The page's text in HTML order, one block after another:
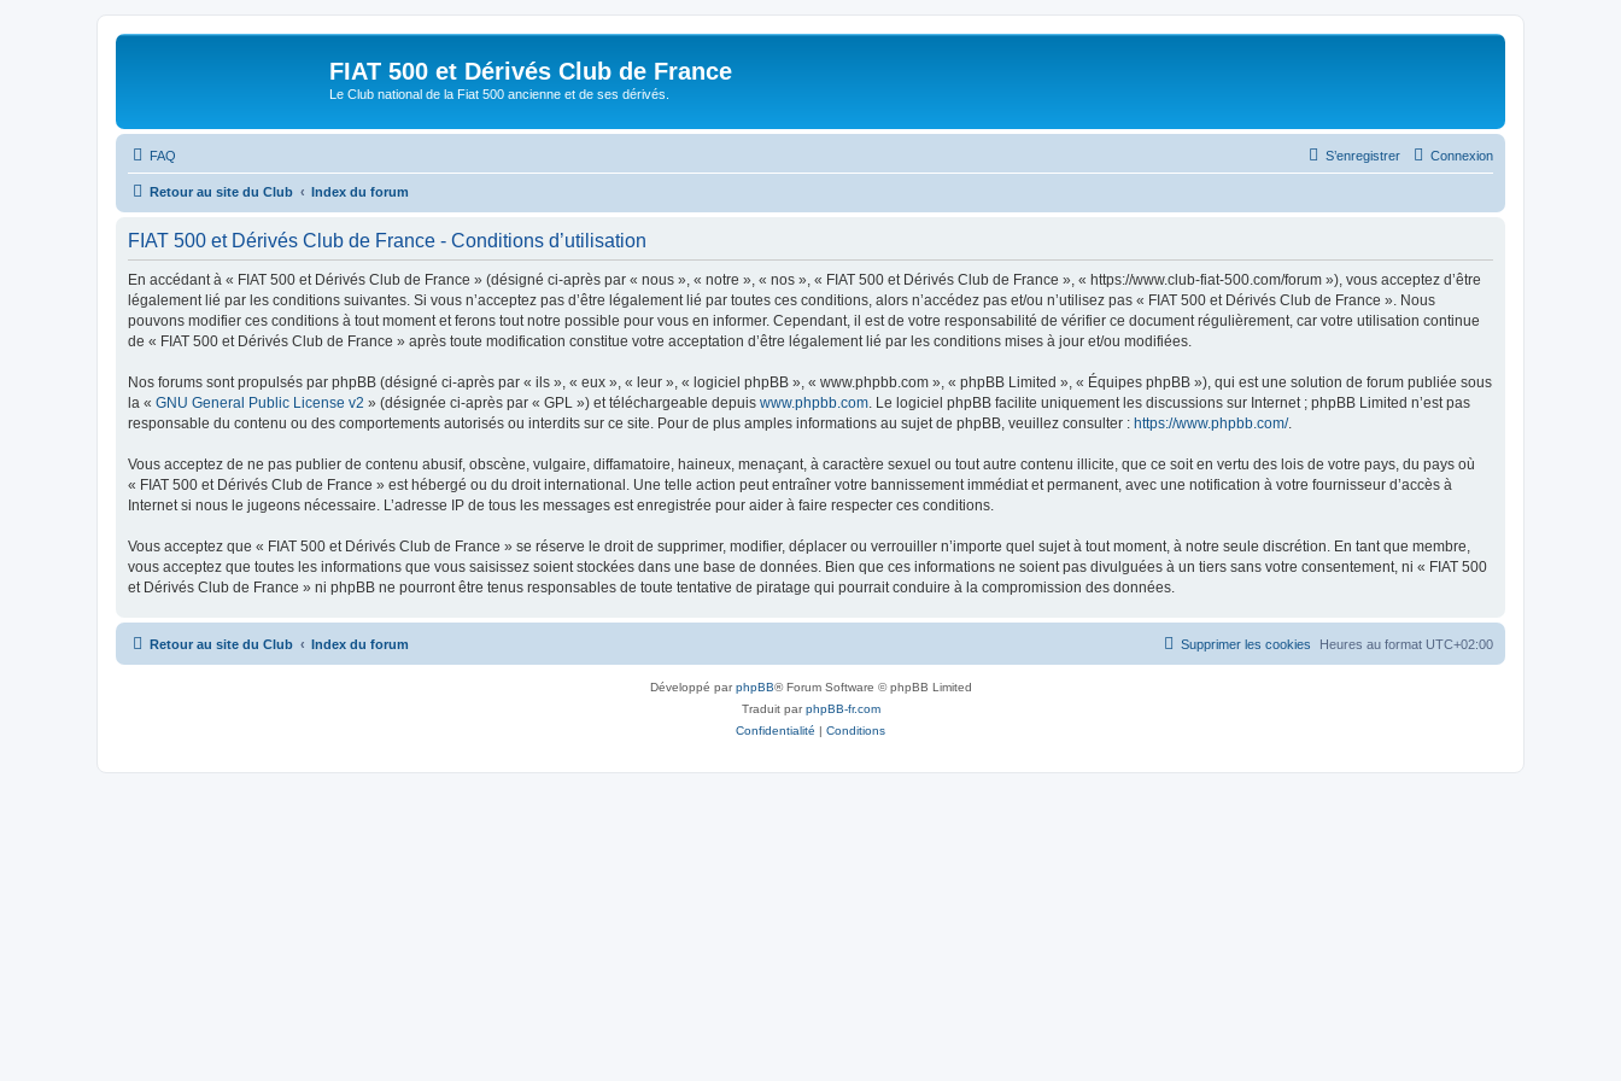
FIAT 500 et Dérivés Club de France
Le Club national de la Fiat 500 ancienne et de ses dérivés.
FAQ Connexion
S’enregistrer
Retour au site du Club Index du forum
FIAT 500 et Dérivés Club de France - Conditions d’utilisation
En accédant à « FIAT 500 et Dérivés Club de France » (désigné ci-après par « nous », « notre », « nos », « FIAT 500 et Dérivés Club de France », « https://www.club-fiat-500.com/forum »), vous acceptez d’être
légalement lié par les conditions suivantes. Si vous n’acceptez pas d’être légalement lié par toutes ces conditions, alors n’accédez pas et/ou n’utilisez pas « FIAT 500 et Dérivés Club de France ». Nous
pouvons modifier ces conditions à tout moment et ferons tout notre possible pour vous en informer. Cependant, il est de votre responsabilité de vérifier ce document régulièrement, car votre utilisation continue
de « FIAT 500 et Dérivés Club de France » après toute modification constitue votre acceptation d’être légalement lié par les conditions mises à jour et/ou modifiées.
Nos forums sont propulsés par phpBB (désigné ci-après par « ils », « eux », « leur », « logiciel phpBB », « www.phpbb.com », « phpBB Limited », « Équipes phpBB »), qui est une solution de forum publiée sous
la « GNU General Public License v2 » (désignée ci-après par « GPL ») et téléchargeable depuis www.phpbb.com . Le logiciel phpBB facilite uniquement les discussions sur Internet ; phpBB Limited n’est pas
responsable du contenu ou des comportements autorisés ou interdits sur ce site. Pour de plus amples informations au sujet de phpBB, veuillez consulter : https://www.phpbb.com/.
Vous acceptez de ne pas publier de contenu abusif, obscène, vulgaire, diffamatoire, haineux, menaçant, à caractère sexuel ou tout autre contenu illicite, que ce soit en vertu des lois de votre pays, du pays où
« FIAT 500 et Dérivés Club de France » est hébergé ou du droit international. Une telle action peut entraîner votre bannissement immédiat et permanent, avec une notification à votre fournisseur d’accès à
Internet si nous le jugeons nécessaire. L’adresse IP de tous les messages est enregistrée pour aider à faire respecter ces conditions.
Vous acceptez que « FIAT 500 et Dérivés Club de France » se réserve le droit de supprimer, modifier, déplacer ou verrouiller n’importe quel sujet à tout moment, à notre seule discrétion. En tant que membre,
vous acceptez que toutes les informations que vous saisissez soient stockées dans une base de données. Bien que ces informations ne soient pas divulguées à un tiers sans votre consentement, ni « FIAT 500
et Dérivés Club de France » ni phpBB ne pourront être tenus responsables de toute tentative de piratage qui pourrait conduire à la compromission des données.
Retour au site du Club Index du forum Heures au format UTC+02:00
Supprimer les cookies
Développé parphpBB® Forum Software © phpBB Limited
Traduit parphpBB-fr.com
Confidentialité | Conditions